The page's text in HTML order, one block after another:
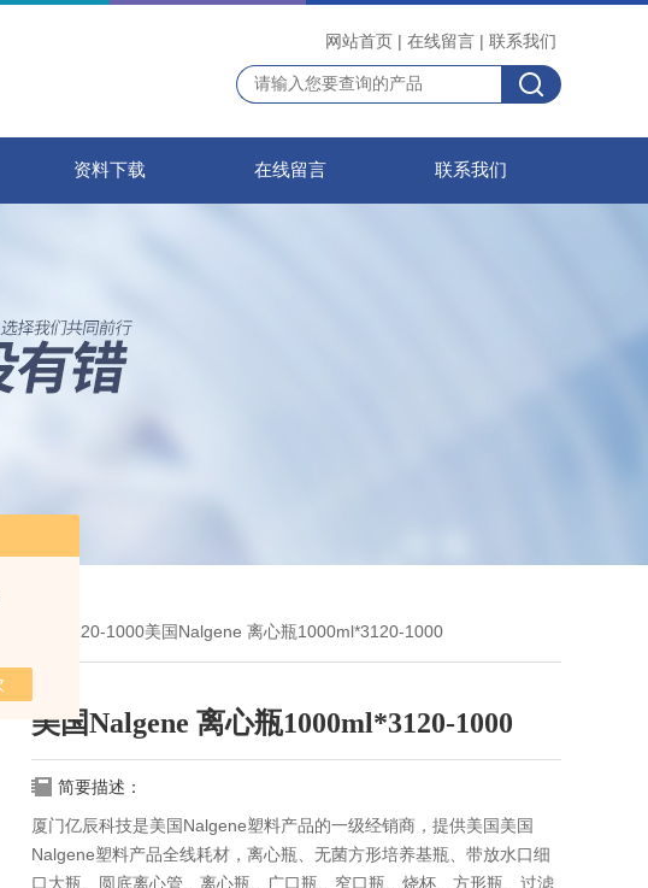
网站首页 | 在线留言 | 联系我们
资料下载 在线留言 联系我们
> 3120-1000美国Nalgene 离心瓶1000ml*3120-1000
美国Nalgene 离心瓶1000ml*3120-1000
简要描述：
厦门亿辰科技是美国Nalgene塑料产品的一级经销商，提供美国美国
Nalgene塑料产品全线耗材，离心瓶、无菌方形培养基瓶、带放水口细
口大瓶、圆底离心管、离心瓶、广口瓶、窄口瓶、烧杯、方形瓶、过滤